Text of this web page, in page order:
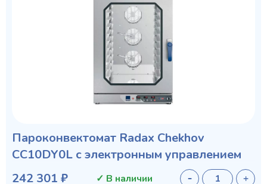
Пароконвектомат Radax Chekhov
CC10DY0L с электронным управлением
242 301 ₽
✓ В наличии